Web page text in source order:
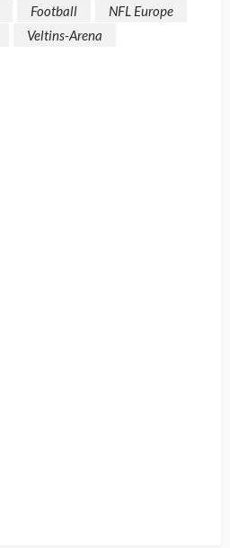
Football
NFL Europe
Veltins-Arena